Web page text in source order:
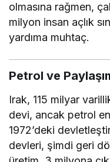
olmasına rağmen,
milyon insan açlık
yardıma muhtaç.
Petrol ve
Irak, 115 milyar
devi, ancak petrol
1972’deki
devleri, şimdi geri